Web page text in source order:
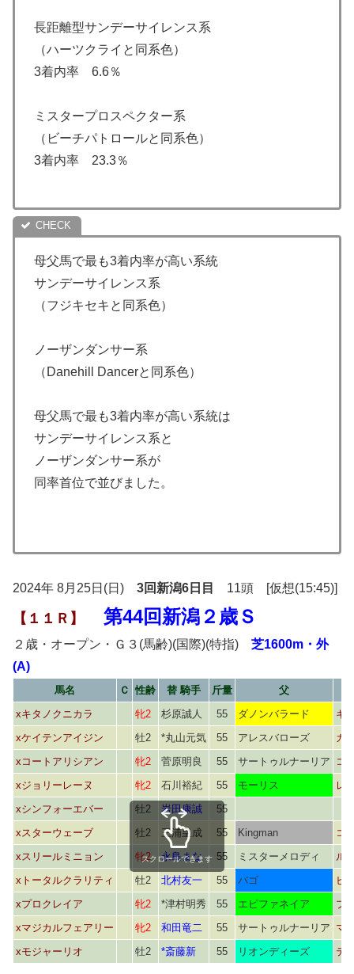
長距離型サンデーサイレンス系
（ハーツクライと同系色）
3着内率 6.6％
ミスタープロスペクター系
（ビーチパトロールと同系色）
3着内率 23.3％
母父馬で最も3着内率が高い系統
サンデーサイレンス系
（フジキセキと同系色）
ノーザンダンサー系
（Danehill Dancerと同系色）
母父馬で最も3着内率が高い系統は
サンデーサイレンス系と
ノーザンダンサー系が
同率首位で並びました。
2024年 8月25日(日) 3回新潟6日目 11頭 [仮想(15:45)]
【１１Ｒ】 第44回新潟２歳Ｓ
２歳・オープン・Ｇ３(馬齢)(国際)(特指) 芝1600m・外
(A)
馬名 Ｃ 性齢 替 騎手 斤量
父
xキタノクニカラ
牝2 杉原誠人 55 ダノンバラード
キ
xケイテンアイジン
牡2 *丸山元気 55 アレスバローズ
カ
xコートアリシアン
牝2 菅原明良 55 サートゥルナーリア
コ
xジョリーレーヌ
牝2 石川裕紀 55 モーリス
レ
xシンフォーエバー
牡2 岩田康誠
55
xスターウェーブ
牡2 三浦皇成 55 Kingman
コ
xスリールミニョン
牝2 永島まな 55 ミスターメロディ
ル
xトータルクラリティ
牡2 北村友一 55 バゴ
ビ
xプロクレイア
牝2 *津村明秀 55 エピファネイア
プ
xマジカルフェアリー
牝2 和田竜二 55 サートゥルナーリア マ
xモジャーリオ
牡2 *斎藤新 55 リオンディーズ テ
スクロールできます